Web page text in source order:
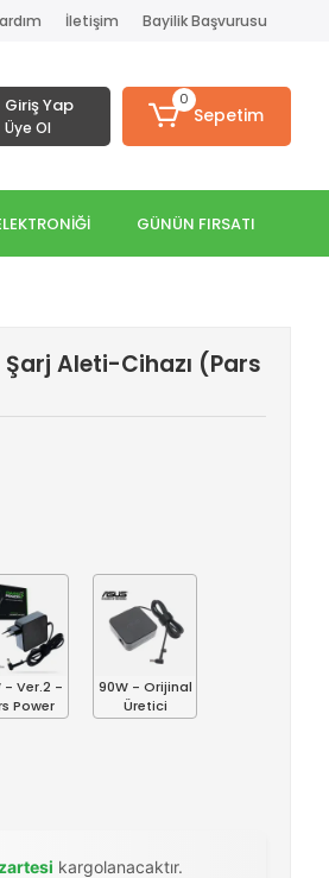
İletişim Bayilik Başvurusu
Giriş Yap
Üye Ol
0
Sepetim
GÜNÜN FIRSATI
Aleti-Cihazı (Pars
- Ver.2 -
Power
90W - Orijinal
Üretici
kargolanacaktır.